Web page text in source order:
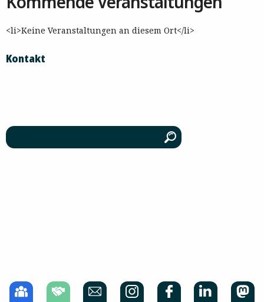
<li>Keine Veranstaltungen an diesem Ort</li>
Kontakt